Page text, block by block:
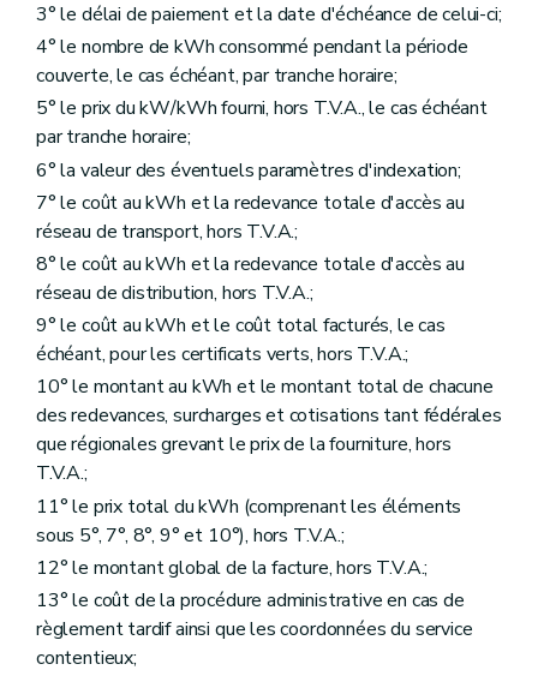
3° le délai de paiement et la date d'échéance de celui-ci;
4° le nombre de kWh consommé pendant la période
couverte, le cas échéant, par tranche horaire;
5° le prix du kW/kWh fourni, hors T.V.A., le cas échéant
par tranche horaire;
6° la valeur des éventuels paramètres d'indexation;
7° le coût au kWh et la redevance totale d'accès au
réseau de transport, hors T.V.A.;
8° le coût au kWh et la redevance totale d'accès au
réseau de distribution, hors T.V.A.;
9° le coût au kWh et le coût total facturés, le cas
échéant, pour les certificats verts, hors T.V.A.;
10° le montant au kWh et le montant total de chacune
des redevances, surcharges et cotisations tant fédérales
que régionales grevant le prix de la fourniture, hors
T.V.A.;
11° le prix total du kWh (comprenant les éléments
sous 5°, 7°, 8°, 9° et 10°), hors T.V.A.;
12° le montant global de la facture, hors T.V.A.;
13° le coût de la procédure administrative en cas de
règlement tardif ainsi que les coordonnées du service
contentieux;